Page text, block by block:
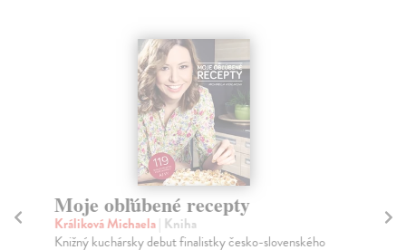
Moje obľúbené recepty
Králiková Michaela| Kniha
Knižný kuchársky debut finalistky česko-slovenského